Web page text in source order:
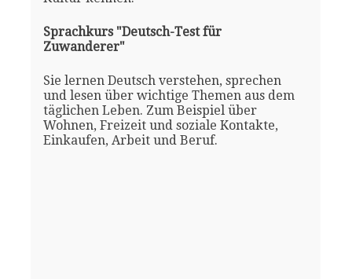
Sprachkurs "Deutsch-Test für
Zuwanderer"
Sie lernen Deutsch verstehen, sprechen
und lesen über wichtige Themen aus dem
täglichen Leben. Zum Beispiel über
Wohnen, Freizeit und soziale Kontakte,
Einkaufen, Arbeit und Beruf.